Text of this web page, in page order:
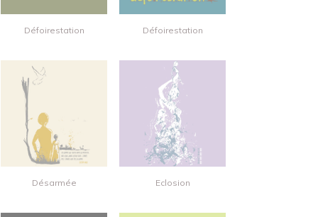
Défoirestation Défoirestation
Désarmée Eclosion